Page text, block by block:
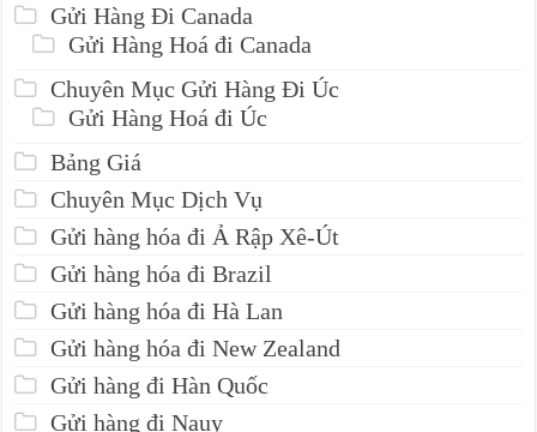
Gửi Hàng Đi Canada
Gửi Hàng Hoá đi Canada
Chuyên Mục Gửi Hàng Đi Úc
Gửi Hàng Hoá đi Úc
Bảng Giá
Chuyên Mục Dịch Vụ
Gửi hàng hóa đi Ả Rập Xê-Út
Gửi hàng hóa đi Brazil
Gửi hàng hóa đi Hà Lan
Gửi hàng hóa đi New Zealand
Gửi hàng đi Hàn Quốc
Gửi hàng đi Nauy